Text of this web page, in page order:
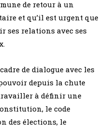
de retour à un
et qu’il est urgent que
ses relations avec ses
de dialogue avec les
depuis la chute
à définir une
le code
des élections, le